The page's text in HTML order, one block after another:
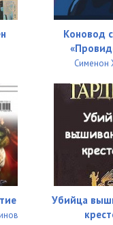
Коновод
Убийца